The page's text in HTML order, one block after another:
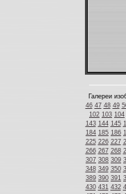
Галереи
46 47 48 49
102 103 104
143 144 145
184 185 186
225 226 227
266 267 268
307 308 309
348 349 350
389 390 391
430 431 432